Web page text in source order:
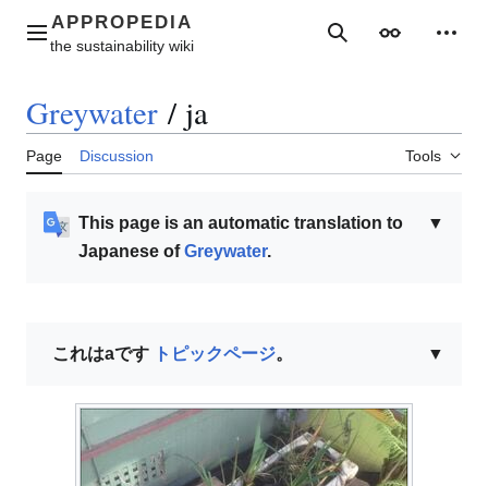
contentMain menu SearchAppearance
Greywater / ja
Page Discussion Tools
▼
This page is an automatic translation to
Japanese ofGreywater.
▼
これはaです トピックページ。